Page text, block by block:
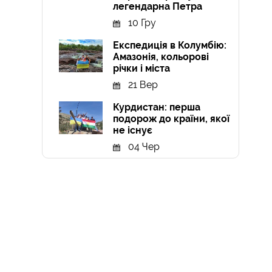
легендарна Петра
10 Гру
Експедиція в Колумбію:
Амазонія, кольорові
річки і міста
21 Вер
Курдистан: перша
подорож до країни, якої
не існує
04 Чер